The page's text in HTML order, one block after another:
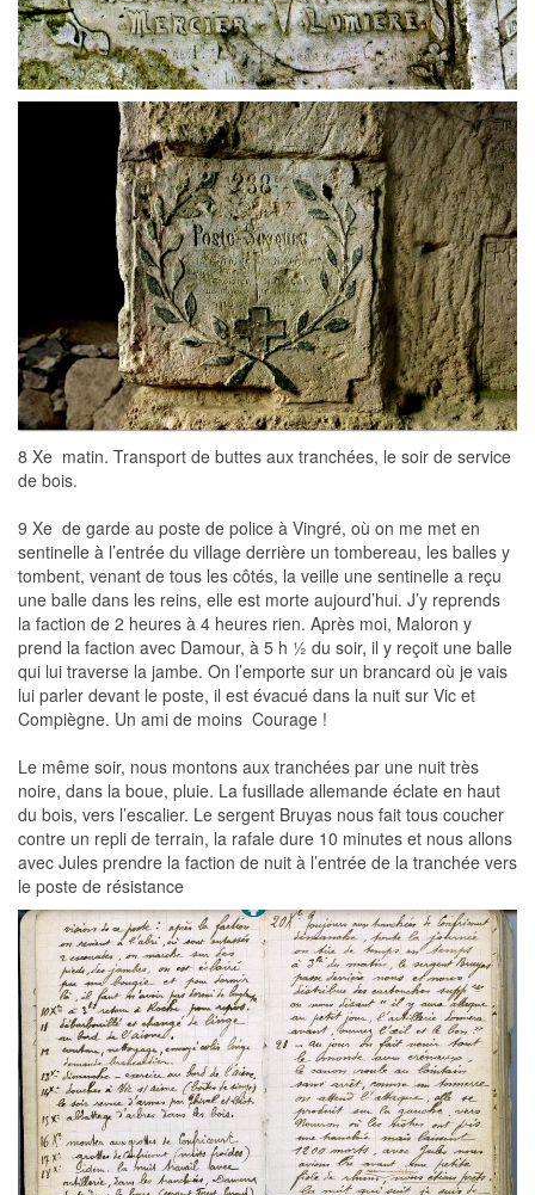
8 Xe  matin. Transport de buttes aux tranchées, le soir de service
de bois.
9 Xe  de garde au poste de police à Vingré, où on me met en
sentinelle à l’entrée du village derrière un tombereau, les balles y
tombent, venant de tous les côtés, la veille une sentinelle a reçu
une balle dans les reins, elle est morte aujourd’hui. J’y reprends
la faction de 2 heures à 4 heures rien. Après moi, Maloron y
prend la faction avec Damour, à 5 h ½ du soir, il y reçoit une balle
qui lui traverse la jambe. On l’emporte sur un brancard où je vais
lui parler devant le poste, il est évacué dans la nuit sur Vic et
Compiègne. Un ami de moins  Courage !
Le même soir, nous montons aux tranchées par une nuit très
noire, dans la boue, pluie. La fusillade allemande éclate en haut
du bois, vers l’escalier. Le sergent Bruyas nous fait tous coucher
contre un repli de terrain, la rafale dure 10 minutes et nous allons
avec Jules prendre la faction de nuit à l’entrée de la tranchée vers
le poste de résistance